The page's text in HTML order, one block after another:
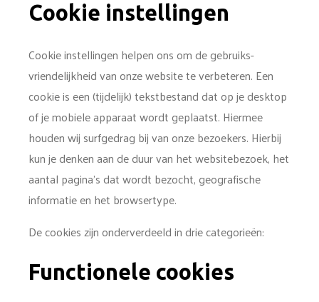
Cookie instellingen
Cookie instellingen helpen ons om de gebruiks­
vriendelijkheid van onze website te verbeteren. Een
cookie is een (tijdelijk) tekstbestand dat op je desktop
of je mobiele apparaat wordt geplaatst. Hiermee
houden wij surfgedrag bij van onze bezoekers. Hierbij
kun je denken aan de duur van het website­bezoek, het
aantal pagina’s dat wordt bezocht, geografische
informatie en het browsertype.
De cookies zijn onderverdeeld in drie categorieën:
Functionele cookies